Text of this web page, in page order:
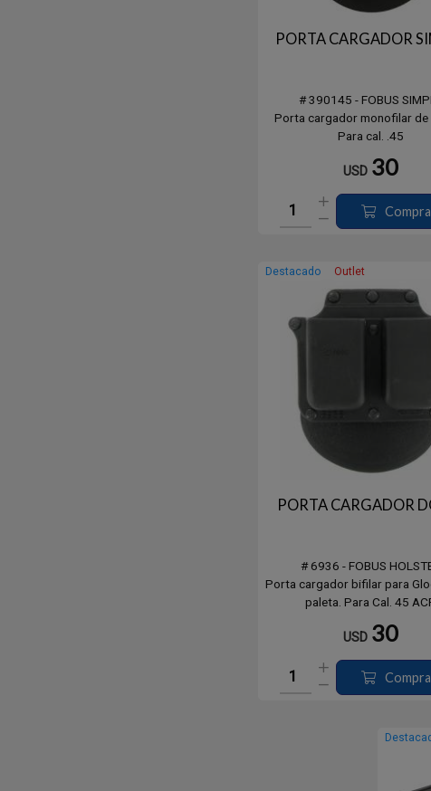
PORTA CARGADOR
# 390145 - FOBUS
Porta cargador monofilar de
Para cal. .45
USD 30
Destacado Outlet
PORTA CARGADOR
# 6936 - FOBUS
Porta cargador bifilar para
paleta. Para Cal. 45
USD 30